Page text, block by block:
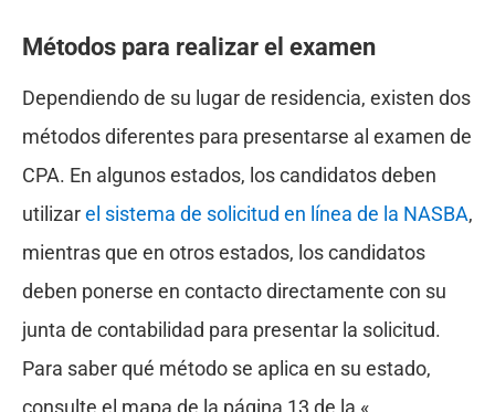
Métodos para realizar el examen
Dependiendo de su lugar de residencia, existen dos
métodos diferentes para presentarse al examen de
CPA. En algunos estados, los candidatos deben
utilizarel sistema de solicitud en línea de la NASBA,
mientras que en otros estados, los candidatos
deben ponerse en contacto directamente con su
junta de contabilidad para presentar la solicitud.
Para saber qué método se aplica en su estado,
consulte el mapa de la página 13 de la «